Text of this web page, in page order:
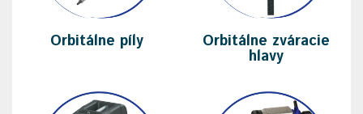
Orbitálne píly Orbitálne zváracie
hlavy